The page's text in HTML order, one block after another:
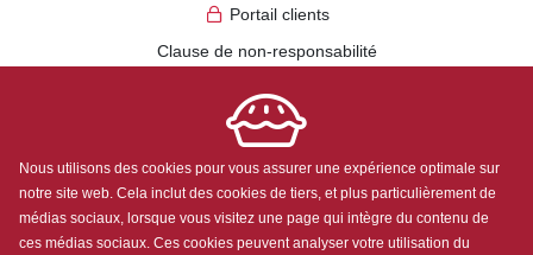
Portail clients
Clause de non-responsabilité
Algemene voorwaarden Clean Tapis
Politique de confidentialité
Nous utilisons des cookies pour vous assurer une expérience optimale sur
notre site web. Cela inclut des cookies de tiers, et plus particulièrement de
médias sociaux, lorsque vous visitez une page qui intègre du contenu de
ces médias sociaux. Ces cookies peuvent analyser votre utilisation du